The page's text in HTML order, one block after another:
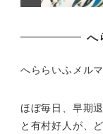
へ
へららいふメルマ
ほぼ毎日、早期
と有村好人が、